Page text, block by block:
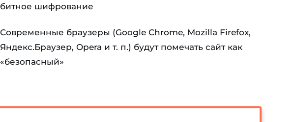
битное шифрование
Современные браузеры (Google Chrome, Mozilla Firefox,
Яндекс.Браузер, Opera и т. п.) будут помечать сайт как
«безопасный»